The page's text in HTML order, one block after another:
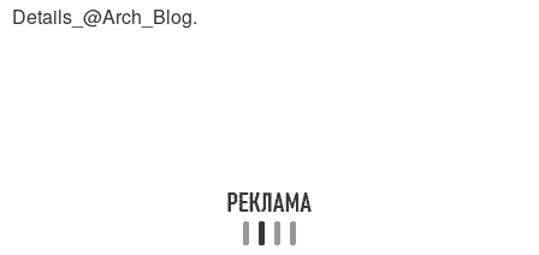
Details_@Arch_Blog.